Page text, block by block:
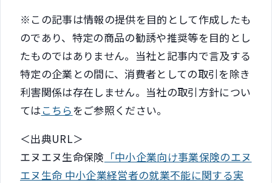
※この記事は情報の提供を目的として作成したも
のであり、特定の商品の勧誘や推奨等を目的とし
たものではありません。当社と記事内で言及する
特定の企業との間に、消費者としての取引を除き
利害関係は存在しません。当社の取引方針につい
てはこちらをご参照ください。
＜出典URL＞
エヌエヌ生命保険 「中小企業向け事業保険のエヌ
エヌ生命 中小企業経営者の就業不能に関する実